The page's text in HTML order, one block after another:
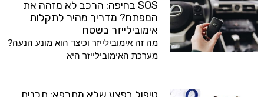
SOS בחיפה: הרכב לא מזהה את
המפתח? מדריך מהיר לתקלות
אימובילייזר בשטח
מה זה אימובילייזר וכיצד הוא מונע הנעה?
מערכת האימובילייזר היא